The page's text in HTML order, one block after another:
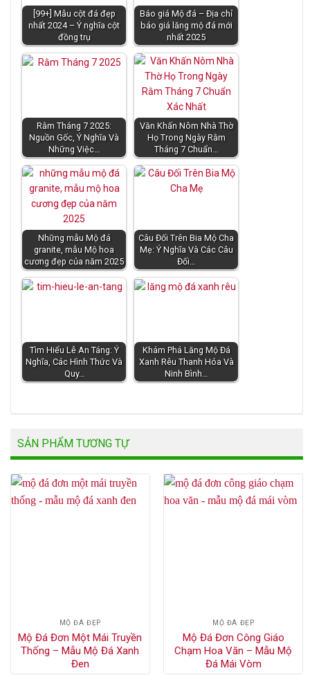
[99+] Mẫu cột đá đẹp
nhất 2024 – Ý nghĩa cột
đồng trụ
Báo giá Mộ đá – Địa chỉ
báo giá lăng mộ đá mới
nhất 2025
Rằm Tháng 7 2025:
Nguồn Gốc, Ý Nghĩa Và
Những Việc…
Văn Khấn Nôm Nhà Thờ
Họ Trong Ngày Rằm
Tháng 7 Chuẩn…
Những mẫu Mộ đá
granite, mẫu Mộ hoa
cương đẹp của năm 2025
Câu Đối Trên Bia Mộ Cha
Mẹ: Ý Nghĩa Và Các Câu
Đối…
Tìm Hiểu Lễ An Táng: Ý
Nghĩa, Các Hình Thức Và
Quy…
Khám Phá Lăng Mộ Đá
Xanh Rêu Thanh Hóa Và
Ninh Bình…
SẢN PHẨM TƯƠNG TỰ
MỘ ĐÁ ĐẸP
Mộ Đá Đơn Một Mái Truyền
Thống – Mẫu Mộ Đá Xanh
Đen
MỘ ĐÁ ĐẸP
Mộ Đá Đơn Công Giáo
Chạm Hoa Văn – Mẫu Mộ
Đá Mái Vòm